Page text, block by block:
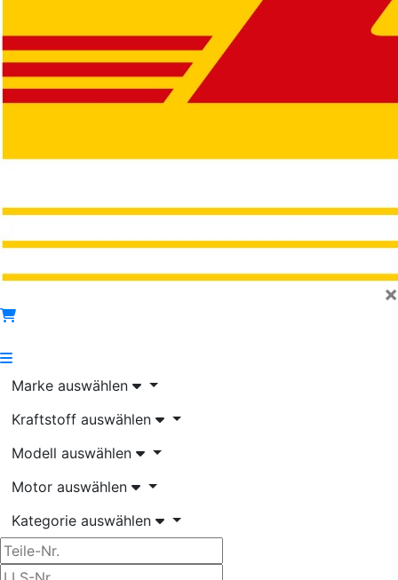
×
Marke auswählen
Kraftstoff auswählen
Modell auswählen
Motor auswählen
Kategorie auswählen